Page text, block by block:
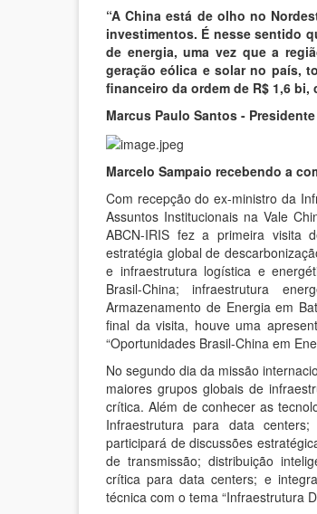
“A China está de olho no
investimentos. É nesse sentido
de energia, uma vez que a
geração eólica e solar no país,
financeiro da ordem de R$ 1,6
Marcus Paulo Santos -
Marcelo Sampaio recebendo a
Com recepção do ex-ministro da
Assuntos Institucionais na Vale
ABCN-IRIS fez a primeira visita
estratégia global de
e infraestrutura logística e
Brasil-China; infraestrutura
Armazenamento de Energia em
final da visita, houve uma
“Oportunidades Brasil-China em
No segundo dia da missão
maiores grupos globais de
crítica. Além de conhecer as
Infraestrutura para data
participará de discussões
de transmissão; distribuição
crítica para data centers; e
técnica com o tema “Infraestrutura